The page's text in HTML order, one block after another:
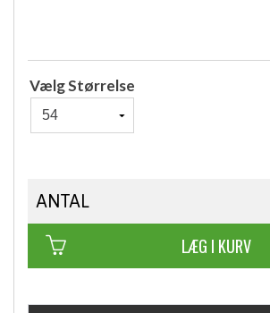
Vælg Størrelse
ANTAL
LÆG I KURV